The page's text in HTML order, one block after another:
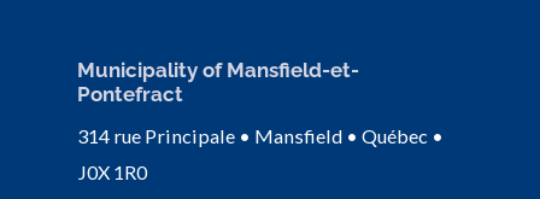
Municipality of Mansfield-et-
Pontefract
314 rue Principale • Mansfield • Québec •
J0X 1R0